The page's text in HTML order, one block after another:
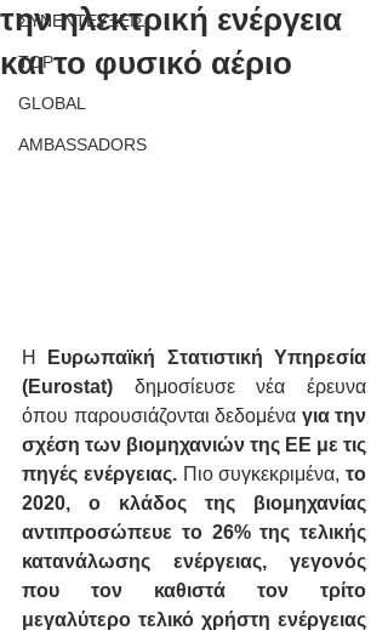
ΣΥΝΕΝΤΕΥΞΕΙΣ
TOP
GLOBAL
AMBASSADORS
την ηλεκτρική ενέργεια
και το φυσικό αέριο
Η
Ευρωπαϊκή Στατιστική Υπηρεσία
(Eurostat) δημοσίευσε νέα έρευνα
όπου παρουσιάζονται δεδομένα για την
σχέση των βιομηχανιών της ΕΕ με τις
πηγές ενέργειας. Πιο συγκεκριμένα, το
2020, ο κλάδος της βιομηχανίας
αντιπροσώπευε το 26% της τελικής
κατανάλωσης ενέργειας, γεγονός
που τον καθιστά τον τρίτο
μεγαλύτερο τελικό χρήστη ενέργειας